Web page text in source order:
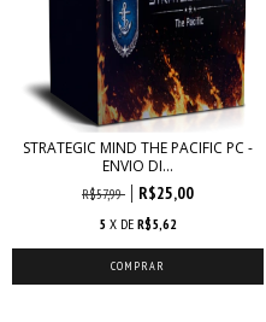
STRATEGIC MIND THE PACIFIC PC -
ENVIO DI...
R$57,99 R$25,00
5 X DE R$5,62